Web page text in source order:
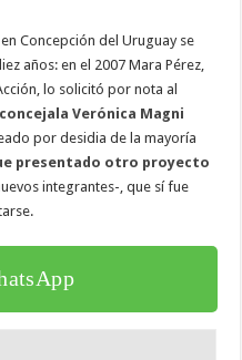
Concepción del Uruguay se
años: en el 2007 Mara Pérez,
lo solicitó por nota al
Verónica Magni
por desidia de la mayoría
presentado otro proyecto
integrantes-, que sí fue